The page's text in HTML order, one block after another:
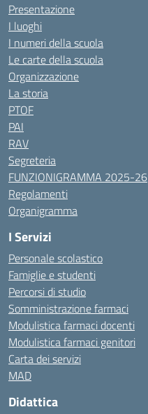
Presentazione
I luoghi
I numeri della scuola
Le carte della scuola
Organizzazione
La storia
PTOF
PAI
RAV
Segreteria
FUNZIONIGRAMMA 2025-26
Regolamenti
Organigramma
I Servizi
Personale scolastico
Famiglie e studenti
Percorsi di studio
Somministrazione farmaci
Modulistica farmaci docenti
Modulistica farmaci genitori
Carta dei servizi
MAD
Didattica